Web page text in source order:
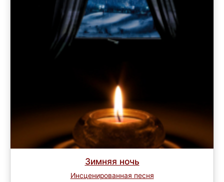
Зимняя ночь
Инсценированная песня